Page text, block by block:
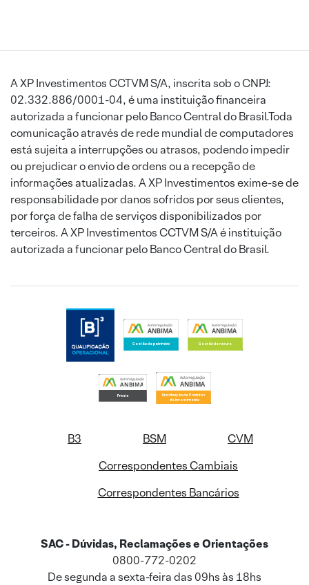
A XP Investimentos CCTVM S/A, inscrita sob o CNPJ:
02.332.886/0001-04, é uma instituição financeira
autorizada a funcionar pelo Banco Central do Brasil.Toda
comunicação através de rede mundial de computadores
está sujeita a interrupções ou atrasos, podendo impedir
ou prejudicar o envio de ordens ou a recepção de
informações atualizadas. A XP Investimentos exime-se de
responsabilidade por danos sofridos por seus clientes,
por força de falha de serviços disponibilizados por
terceiros. A XP Investimentos CCTVM S/A é instituição
autorizada a funcionar pelo Banco Central do Brasil.
B3 BSM
CVM
Correspondentes Cambiais
Correspondentes Bancários
SAC - Dúvidas, Reclamações e Orientações
0800-772-0202
De segunda a sexta-feira das 09hs às 18hs